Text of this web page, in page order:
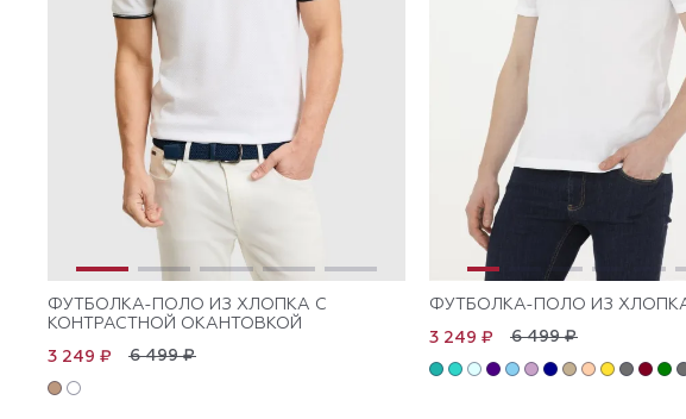
ФУТБОЛКА-ПОЛО ИЗ ХЛОПКА С
КОНТРАСТНОЙ ОКАНТОВКОЙ
6 499 ₽
3 249 ₽
ФУТБОЛКА-ПОЛО ИЗ
6 499 ₽
3 249 ₽